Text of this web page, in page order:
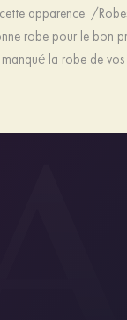
apparence. /
robe pour le bon
la robe de vos